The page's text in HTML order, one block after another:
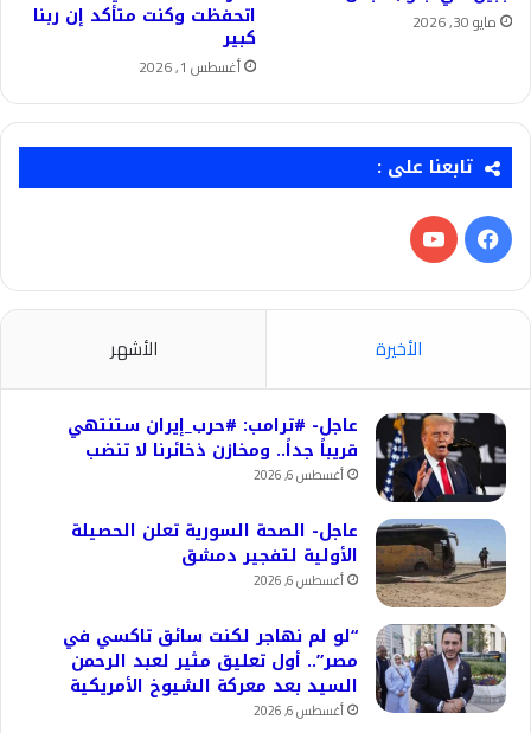
مايو 30, 2026 اتحفظت وكنت متأكد إن ربنا
كبير
أغسطس 1, 2026
تابعنا على :
فيسبوك‫YouTube
الأخيرة الأشهر
عاجل- #ترامب: #حرب_إيران ستنتهي
قريباً جداً.. ومخازن ذخائرنا لا تنضب
أغسطس 6, 2026
عاجل- الصحة السورية تعلن الحصيلة
الأولية لتفجير دمشق
أغسطس 6, 2026
“لو لم نهاجر لكنت سائق تاكسي في
مصر”.. أول تعليق مثير لعبد الرحمن
السيد بعد معركة الشيوخ الأمريكية
أغسطس 6, 2026